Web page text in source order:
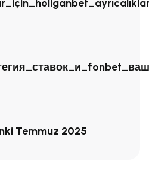
Temmuz 2025